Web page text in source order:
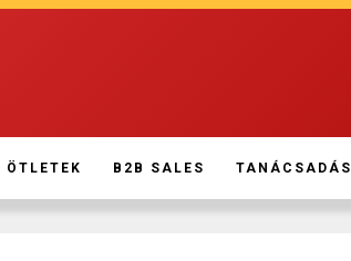
ÖTLETEK B2B SALES TANÁCSADÁS